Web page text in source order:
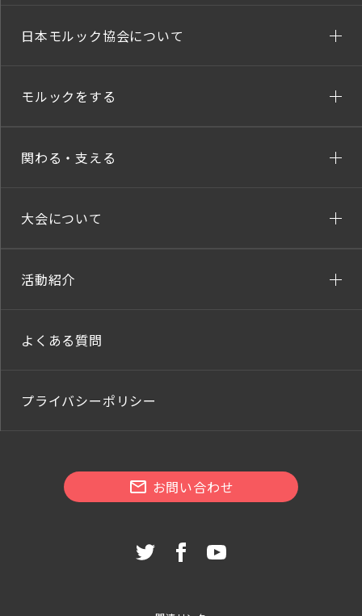
日本モルック協会について
モルックをする
関わる・支える
大会について
活動紹介
よくある質問
プライバシーポリシー
お問い合わせ